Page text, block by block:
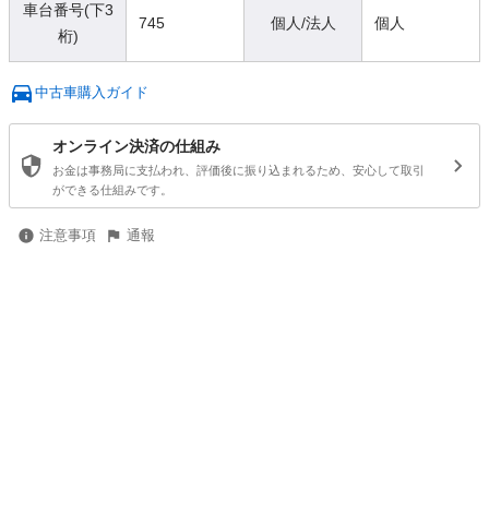
車台番号(下3
桁)
745 個人/法人 個人
中古車購入ガイド
オンライン決済の仕組み
お金は事務局に支払われ、評価後に振り込まれるため、安心して取引
ができる仕組みです。
注意事項 通報